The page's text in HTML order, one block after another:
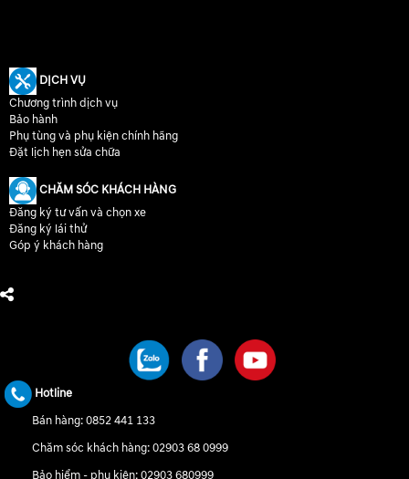
DỊCH VỤ
Chương trình dịch vụ
Bảo hành
Phụ tùng và phụ kiện chính hãng
Đặt lịch hẹn sửa chữa
CHĂM SÓC KHÁCH HÀNG
Đăng ký tư vấn và chọn xe
Đăng ký lái thử
Góp ý khách hàng
Hotline
Bán hàng:0852 441 133
Chăm sóc khách hàng:02903 68 0999
Bảo hiểm - phụ kiện:02903 680999